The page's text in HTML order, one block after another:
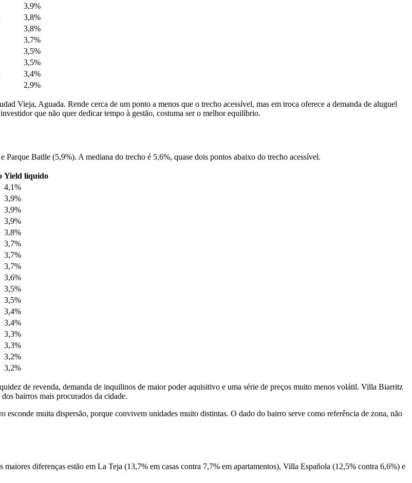
3,9%
3,8%
3,8%
3,7%
3,5%
3,5%
3,4%
2,9%
Vieja, Aguada. Rende cerca de um ponto a menos que o trecho acessível, mas em troca oferece a demanda de aluguel
que não quer dedicar tempo à gestão, costuma ser o melhor equilíbrio.
Batlle (5,9%). A mediana do trecho é 5,6%, quase dois pontos abaixo do trecho acessível.
Yield líquido
4,1%
3,9%
3,9%
3,9%
3,8%
3,7%
3,7%
3,7%
3,6%
3,5%
3,5%
3,4%
3,4%
3,3%
3,3%
3,2%
3,2%
de revenda, demanda de inquilinos de maior poder aquisitivo e uma série de preços muito menos volátil. Villa Biarritz
bairros mais procurados da cidade.
esconde muita dispersão, porque convivem unidades muito distintas. O dado do bairro serve como referência de zona, não
diferenças estão em La Teja (13,7% em casas contra 7,7% em apartamentos), Villa Española (12,5% contra 6,6%) e